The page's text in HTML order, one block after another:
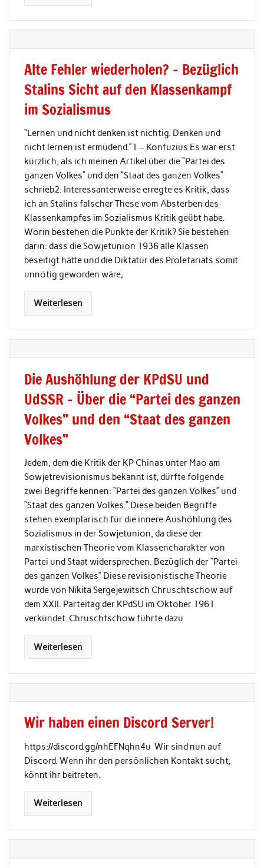
Alte Fehler wiederholen? – Bezüglich
Stalins Sicht auf den Klassenkampf
im Sozialismus
“Lernen und nicht denken ist nichtig. Denken und
nicht lernen ist ermüdend.”1 – Konfuzius Es war erst
kürzlich, als ich meinen Artikel über die “Partei des
ganzen Volkes” und den “Staat des ganzen Volkes”
schrieb2. Interessanterweise erregte es Kritik, dass
ich an Stalins falscher These vom Absterben des
Klassenkampfes im Sozialismus Kritik geübt habe.
Worin bestehen die Punkte der Kritik? Sie bestehen
darin: dass die Sowjetunion 1936 alle Klassen
beseitigt hätte und die Diktatur des Proletariats somit
unnötig geworden wäre;
Weiterlesen
Die Aushöhlung der KPdSU und
UdSSR – Über die “Partei des ganzen
Volkes” und den “Staat des ganzen
Volkes”
Jedem, dem die Kritik der KP Chinas unter Mao am
Sowjetrevisionismus bekannt ist, dürfte folgende
zwei Begriffe kennen: “Partei des ganzen Volkes” und
“Staat des ganzen Volkes.” Diese beiden Begriffe
stehen exemplarisch für die innere Aushöhlung des
Sozialismus in der Sowjetunion, da diese der
marxistischen Theorie vom Klassencharakter von
Partei und Staat widersprechen. Bezüglich der “Partei
des ganzen Volkes” Diese revisionistische Theorie
wurde von Nikita Sergejewitsch Chruschtschow auf
dem XXII. Parteitag der KPdSU im Oktober 1961
verkündet. Chruschtschow führte dazu
Weiterlesen
Wir haben einen Discord Server!
https://discord.gg/nhEFNqhn4u Wir sind nun auf
Discord. Wenn ihr den persönlichen Kontakt sucht,
könnt ihr beitreten.
Weiterlesen